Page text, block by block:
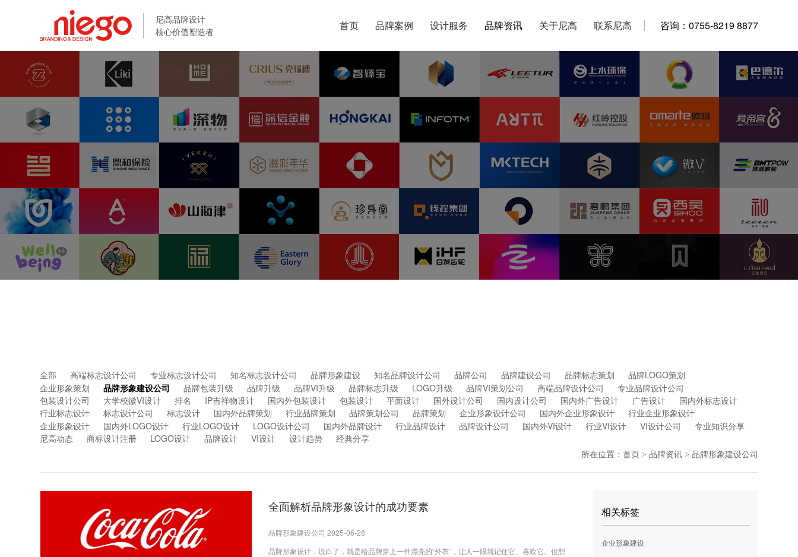
尼高品牌设计
核心价值塑造者
首页 品牌案例 设计服务 品牌资讯 关于尼高 联系尼高 咨询：0755-8219 8877
尼高品牌设计
核心价值塑造者
首页 品牌案例 设计服务 品牌资讯 关于尼高 联系尼高 咨询：0755-8219 8877
全部 高端标志设计公司 专业标志设计公司 知名标志设计公司 品牌形象建设 知名品牌设计公司 品牌公司 品牌建设公司 品牌标志策划
品牌LOGO策划
企业形象策划
品牌形象建设公司 品牌包装升级 品牌升级 品牌VI升级 品牌标志升级 LOGO升级 品牌VI策划公司 高端品牌设计公司
专业品牌设计公司
包装设计公司
大学校徽VI设计 排名 IP吉祥物设计 国内外包装设计 包装设计 平面设计 国外设计公司 国内设计公司 国内外广告设计 广告设计
国内外标志设计
行业标志设计
标志设计公司 标志设计 国内外品牌策划 行业品牌策划 品牌策划公司 品牌策划 企业形象设计公司 国内外企业形象设计
行业企业形象设计
企业形象设计
国内外LOGO设计 行业LOGO设计 LOGO设计公司 国内外品牌设计 行业品牌设计 品牌设计公司 国内外VI设计 行业VI设计 VI设计公司
专业知识分享
尼高动态
商标设计注册 LOGO设计 品牌设计 VI设计 设计趋势
经典分享
所在位置： 首页 > 品牌资讯 > 品牌形象建设公司
全面解析品牌形象设计的成功要素
品牌形象建设公司 2025-06-28
品牌形象设计，说白了，就是给品牌穿上一件漂亮的“外衣”，让人一眼就记住它、喜欢它。但想
相关标签
企业形象建设